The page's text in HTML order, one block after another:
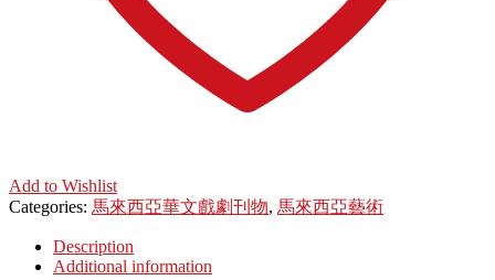
Add to Wishlist
Categories: 馬來西亞華文戲劇刊物, 馬來西亞藝術
Description
Additional information